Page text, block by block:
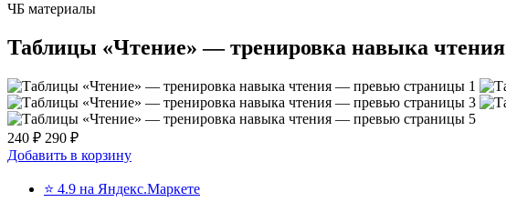
ЧБ материалы
Таблицы «Чтение» — тренировка навыка чтения
240 ₽ 290 ₽
Добавить в корзину
⭐ 4.9 на Яндекс.Маркете